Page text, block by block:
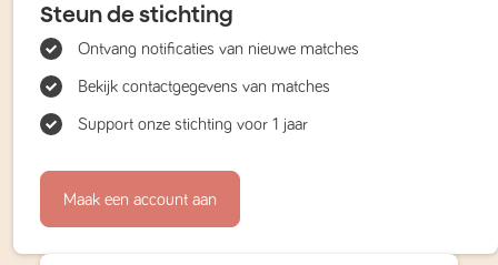
Steun de stichting
Ontvang notificaties van nieuwe matches
Bekijk contactgegevens van matches
Support onze stichting voor 1 jaar
Maak een account aan